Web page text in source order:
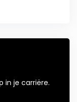
in je carriëre.